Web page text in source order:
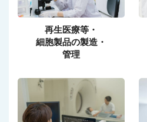
再生医療等・
細胞製品の製造・
管理